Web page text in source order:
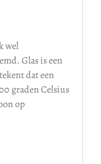
wel
Glas is een
dat een
graden Celsius
op